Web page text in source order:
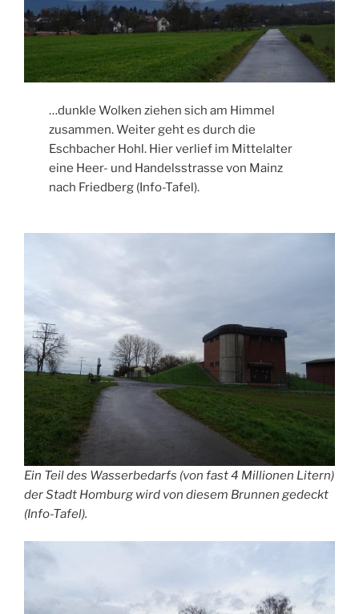
…dunkle Wolken ziehen sich am Himmel
zusammen. Weiter geht es durch die
Eschbacher Hohl. Hier verlief im Mittelalter
eine Heer- und Handelsstrasse von Mainz
nach Friedberg (Info-Tafel).
Ein Teil des Wasserbedarfs (von fast 4 Millionen Litern)
der Stadt Homburg wird von diesem Brunnen gedeckt
(Info-Tafel).